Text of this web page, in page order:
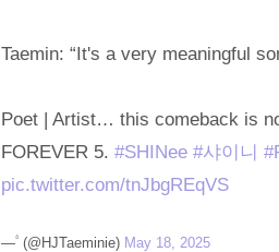
Taemin: “It's a very meaningful
Poet | Artist… this comeback is
FOREVER 5. #SHINee #샤이니
pic.twitter.com/tnJbgREqVS
— ۟ (@HJTaeminie) May 18, 2025